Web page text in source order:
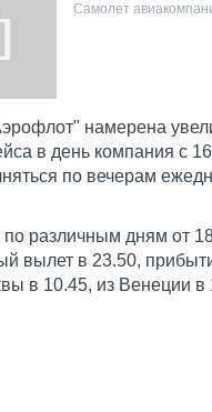
Самолет
намерена
в день компания с
по вечерам
различным дням от
вылет в 23.50,
в 10.45, из Венеции в